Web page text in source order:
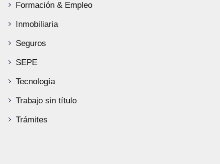
Formación & Empleo
Inmobiliaria
Seguros
SEPE
Tecnología
Trabajo sin título
Trámites